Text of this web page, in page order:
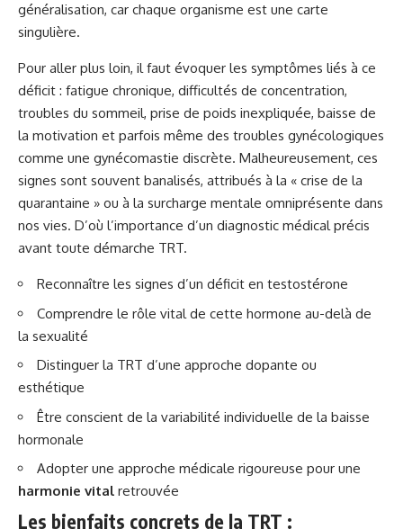
généralisation, car chaque organisme est une carte
singulière.
Pour aller plus loin, il faut évoquer les symptômes liés à ce
déficit : fatigue chronique, difficultés de concentration,
troubles du sommeil, prise de poids inexpliquée, baisse de
la motivation et parfois même des troubles gynécologiques
comme une gynécomastie discrète. Malheureusement, ces
signes sont souvent banalisés, attribués à la « crise de la
quarantaine » ou à la surcharge mentale omniprésente dans
nos vies. D’où l’importance d’un diagnostic médical précis
avant toute démarche TRT.
Reconnaître les signes d’un déficit en testostérone
Comprendre le rôle vital de cette hormone au-delà de
la sexualité
Distinguer la TRT d’une approche dopante ou
esthétique
Être conscient de la variabilité individuelle de la baisse
hormonale
Adopter une approche médicale rigoureuse pour une
harmonie vital retrouvée
Les bienfaits concrets de la TRT :